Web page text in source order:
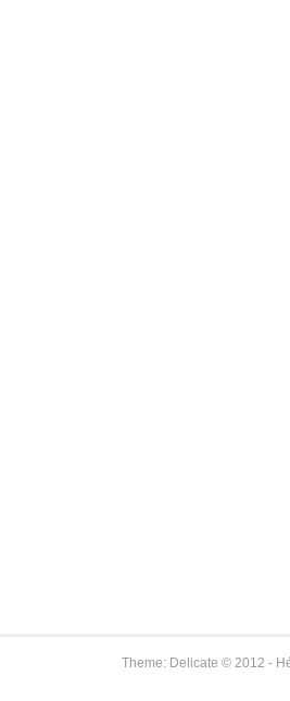
Theme: Delicate © 2012 -